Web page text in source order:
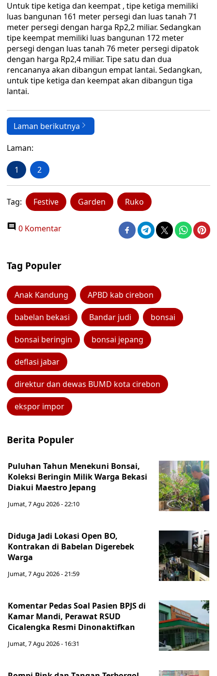
Untuk tipe ketiga dan keempat , tipe ketiga memiliki
luas bangunan 161 meter persegi dan luas tanah 71
meter persegi dengan harga Rp2,2 miliar. Sedangkan
tipe keempat memiliki luas bangunan 172 meter
persegi dengan luas tanah 76 meter persegi dipatok
dengan harga Rp2,4 miliar. Tipe satu dan dua
rencananya akan dibangun empat lantai. Sedangkan,
untuk tipe ketiga dan keempat akan dibangun tiga
lantai.
Laman berikutnya
Laman:
1 2
Tag: Festive Garden Ruko
0 Komentar
Tag Populer
Anak Kandung APBD kab cirebon
babelan bekasi Bandar judi bonsai
bonsai beringin bonsai jepang
deflasi jabar
direktur dan dewas BUMD kota cirebon
ekspor impor
Berita Populer
Puluhan Tahun Menekuni Bonsai,
Koleksi Beringin Milik Warga Bekasi
Diakui Maestro Jepang
Jumat, 7 Agu 2026 - 22:10
Diduga Jadi Lokasi Open BO,
Kontrakan di Babelan Digerebek
Warga
Jumat, 7 Agu 2026 - 21:59
Komentar Pedas Soal Pasien BPJS di
Kamar Mandi, Perawat RSUD
Cicalengka Resmi Dinonaktifkan
Jumat, 7 Agu 2026 - 16:31